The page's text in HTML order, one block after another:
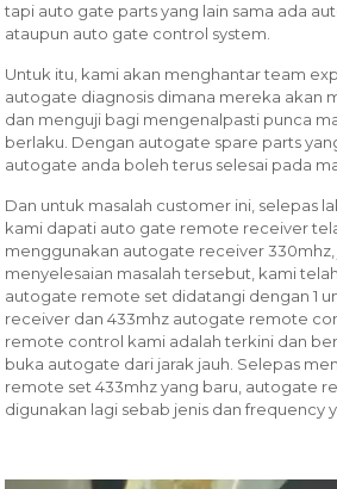
tapi auto gate parts yang lain sama ada
ataupun auto gate control system.
Untuk itu, kami akan menghantar team
autogate diagnosis dimana mereka akan
dan menguji bagi mengenalpasti punca
berlaku. Dengan autogate spare parts
autogate anda boleh terus selesai pada
Dan untuk masalah customer ini, selepas
kami dapati auto gate remote receiver
menggunakan autogate receiver 330mhz,
menyelesaian masalah tersebut, kami
autogate remote set didatangi dengan 1
receiver dan 433mhz autogate remote
remote control kami adalah terkini dan
buka autogate dari jarak jauh. Selepas
remote set 433mhz yang baru, autogate
digunakan lagi sebab jenis dan frequency